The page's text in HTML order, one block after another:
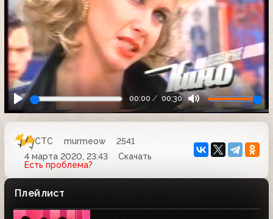
00:00 00:30
СТС murmeow
2541
4 марта 2020, 23:43
Скачать
Есть проблема?
Плейлист